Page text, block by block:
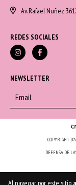
Al navegar por este sitio
Av. Rafael Nuñez
REDES SOCIALES
NEWSLETTER
COPYRIGHT
DEFENSA DE